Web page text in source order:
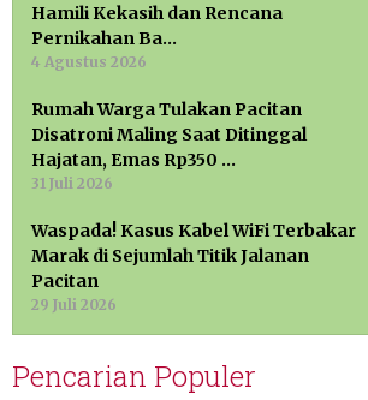
Hamili Kekasih dan Rencana
Pernikahan Ba…
4 Agustus 2026
Rumah Warga Tulakan Pacitan
Disatroni Maling Saat Ditinggal
Hajatan, Emas Rp350 …
31 Juli 2026
Waspada! Kasus Kabel WiFi Terbakar
Marak di Sejumlah Titik Jalanan
Pacitan
29 Juli 2026
Pencarian Populer